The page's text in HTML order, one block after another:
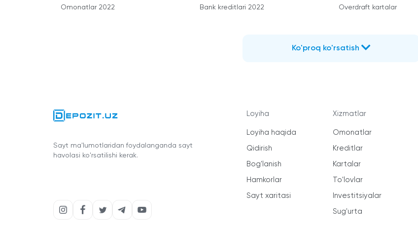
Omonatlar 2022 Bank kreditlari 2022 Overdraft kartalar
Ko'proq ko'rsatish
Sayt ma'lumotlaridan foydalanganda sayt
havolasi ko'rsatilishi kerak.
Loyiha
Loyiha haqida
Qidirish
Bog'lanish
Hamkorlar
Sayt xaritasi
Xizmatlar
Omonatlar
Kreditlar
Kartalar
To'lovlar
Investitsiyalar
Sug'urta